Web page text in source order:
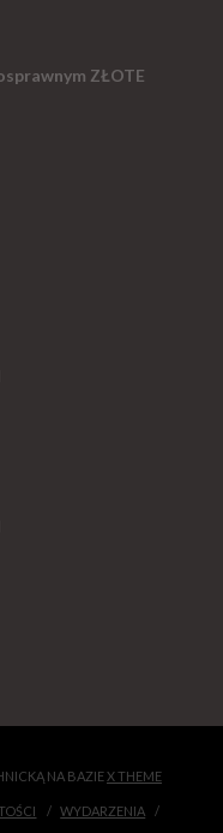
ZŁOTE
NA BAZIEX THEME
WYDARZENIA